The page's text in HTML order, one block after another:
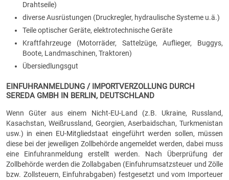
Drahtseile)
diverse Ausrüstungen (Druckregler, hydraulische Systeme u.ä.)
Teile optischer Geräte, elektrotechnische Geräte
Kraftfahrzeuge (Motorräder, Sattelzüge, Auflieger, Buggys,
Boote, Landmaschinen, Traktoren)
Übersiedlungsgut
EINFUHRANMELDUNG / IMPORTVERZOLLUNG DURCH
SEREDA GMBH IN BERLIN, DEUTSCHLAND
Wenn Güter aus einem Nicht-EU-Land (z.B. Ukraine, Russland,
Kasachstan, Weißrussland, Georgien, Aserbaidschan, Turkmenistan
usw.) in einen EU-Mitgliedstaat eingeführt werden sollen, müssen
diese bei der jeweiligen Zollbehörde angemeldet werden, dabei muss
eine Einfuhranmeldung erstellt werden. Nach Überprüfung der
Zollbehörde werden die Zollabgaben (Einfuhrumsatzsteuer und Zölle
bzw. Zollsteuern, Einfuhrabgaben) festgesetzt und vom Importeuer